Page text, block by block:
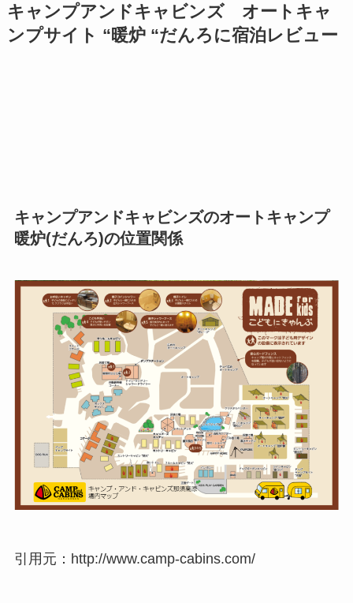
キャンプアンドキャビンズ オートキャ
ンプサイト “暖炉 “だんろに宿泊レビュー
キャンプアンドキャビンズのオートキャンプ
暖炉(だんろ)の位置関係
引用元：http://www.camp-cabins.com/